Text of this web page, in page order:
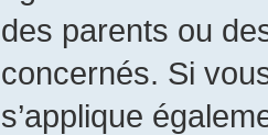
des parents ou
concernés. Si
s’applique